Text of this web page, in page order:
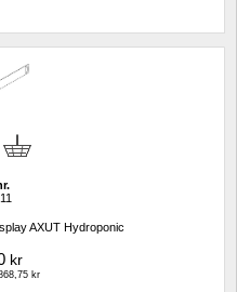
AXUT Hydroponic
kr
kr